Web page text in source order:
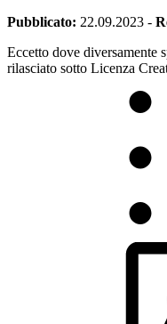
Pubblicato: 22.09.2023 -
Eccetto dove diversamente
rilasciato sotto Licenza